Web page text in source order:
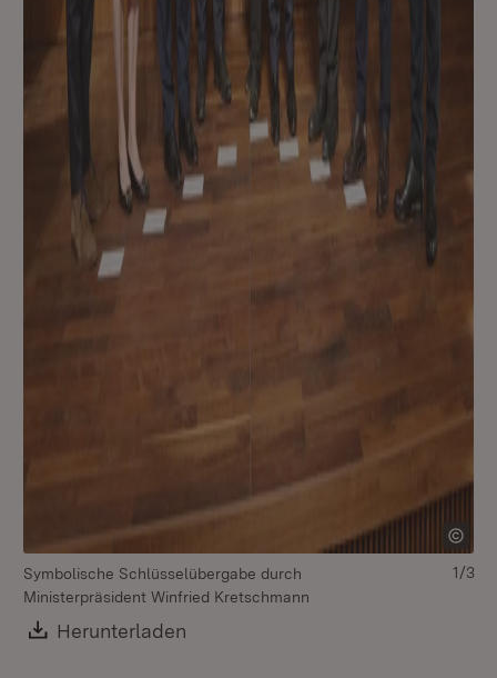
Symbolische Schlüsselübergabe durch
Ministerpräsident Winfried Kretschmann
Download:
Herunterladen
1/3